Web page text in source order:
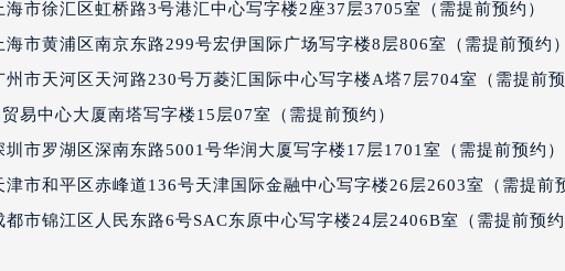
街积家售后服务中心（需提前预约）
路积家售后服务中心（需提前预约）
大街积家售后服务中心（需提前预约）
大街积家售后服务中心（需提前预约）
油大街积家售后服务中心（需提前预约）
路积家售后服务中心（需提前预约）
路与渤海大街交叉口积家售后服务中心（需提前预约）
海市徐汇区虹桥路3号港汇中心写字楼2座37层3705室（需提前预约）
海市黄浦区南京东路299号宏伊国际广场写字楼8层806室（需提前预约）
州市天河区天河路230号万菱汇国际中心写字楼A塔7层704室（需提前
易中心大厦南塔写字楼15层07室（需提前预约）
圳市罗湖区深南东路5001号华润大厦写字楼17层1701室（需提前预约）
津市和平区赤峰道136号天津国际金融中心写字楼26层2603室（需提前
都市锦江区人民东路6号SAC东原中心写字楼24层2406B室（需提前预约